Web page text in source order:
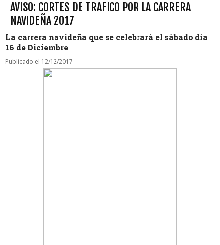
AVISO: CORTES DE TRAFICO POR LA CARRERA
NAVIDEÑA 2017
La carrera navideña que se celebrará el sábado día
16 de Diciembre
Publicado el 12/12/2017